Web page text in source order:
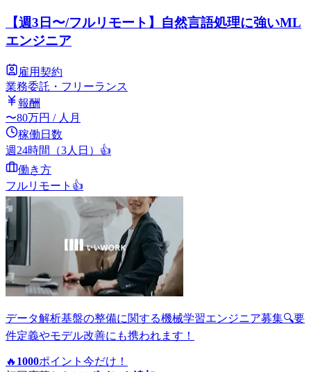
【週3日〜/フルリモート】自然言語処理に強いML
エンジニア
雇用契約
業務委託・フリーランス
報酬
〜80万円 / 人月
稼働日数
週24時間（3人日） 👍
働き方
フルリモート 👍
データ解析基盤の整備に関する機械学習エンジニア募集🔍要
件定義やモデル改善にも携われます！
🔥 1000ポイント 今だけ！